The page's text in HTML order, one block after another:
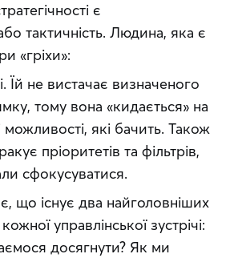
є
тактичність. Людина, яка є
«гріхи»:
Їй не вистачає визначеного
тому вона «кидається» на
можливості, які бачить. Також
пріоритетів та фільтрів,
сфокусуватися.
що існує два найголовніших
управлінської зустрічі:
досягнути? Як ми